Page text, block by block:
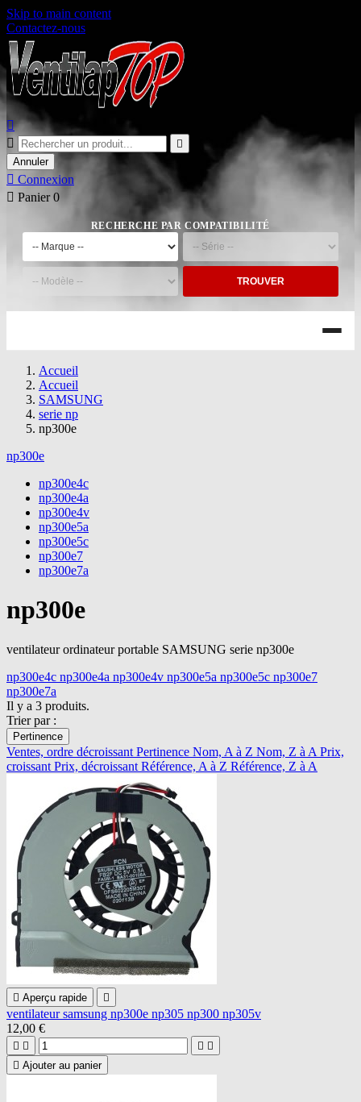
Skip to main content
Contactez-nous



Annuler
 Connexion
 Panier 0
RECHERCHE PAR COMPATIBILITÉ
TROUVER
Accueil
Accueil
SAMSUNG
serie np
np300e
np300e
np300e4c
np300e4a
np300e4v
np300e5a
np300e5c
np300e7
np300e7a
np300e
ventilateur ordinateur portable SAMSUNG serie np300e
np300e4c np300e4a np300e4v np300e5a np300e5c np300e7
np300e7a
Il y a 3 produits.
Trier par :
Pertinence
Ventes, ordre décroissant Pertinence Nom, A à Z Nom, Z à A Prix,
croissant Prix, décroissant Référence, A à Z Référence, Z à A
 Aperçu rapide 
ventilateur samsung np300e np305 np300 np305v
12,00 €
   
 Ajouter au panier